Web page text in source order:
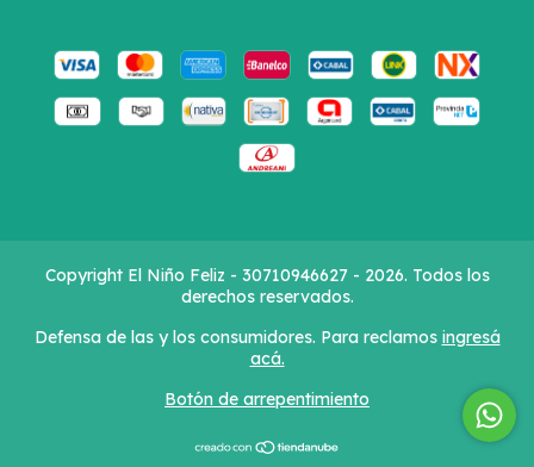
Copyright El Niño Feliz - 30710946627 - 2026. Todos los
derechos reservados.
Defensa de las y los consumidores. Para reclamos ingresá
acá.
Botón de arrepentimiento